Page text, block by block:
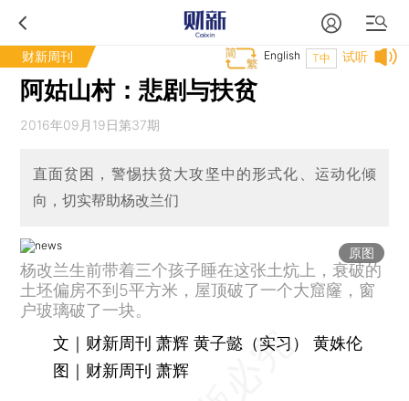
财新周刊 试听
T中
English
阿姑山村：悲剧与扶贫
2016年09月19日第37期
直面贫困，警惕扶贫大攻坚中的形式化、运动化倾
向，切实帮助杨改兰们
原图
杨改兰生前带着三个孩子睡在这张土炕上，衰破的
土坯偏房不到5平方米，屋顶破了一个大窟窿，窗
户玻璃破了一块。
文｜财新周刊 萧辉 黄子懿（实习） 黄姝伦
图｜财新周刊 萧辉